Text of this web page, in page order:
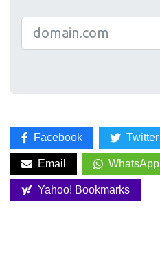
Facebook Twitter
Email WhatsApp
Yahoo! Bookmarks